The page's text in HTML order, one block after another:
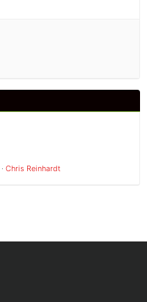
· Chris Reinhardt